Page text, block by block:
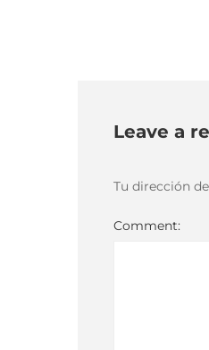
Leave a
Tu dirección
Comment: